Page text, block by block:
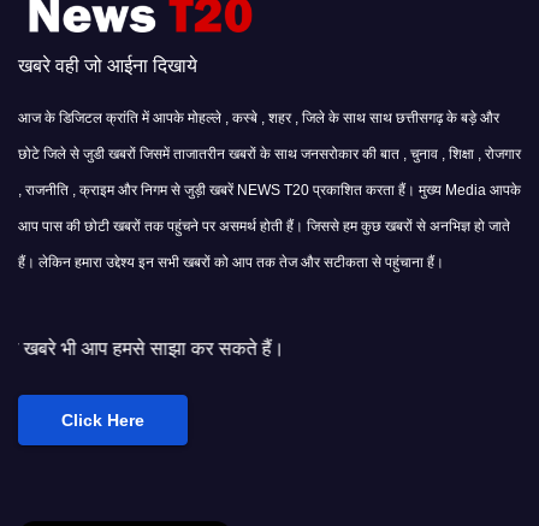
खबरे वही जो आईना दिखाये
आज के डिजिटल क्रांति में आपके मोहल्ले , कस्बे , शहर , जिले के साथ साथ छत्तीसगढ़ के बड़े और
छोटे जिले से जुडी खबरों जिसमें ताजातरीन खबरों के साथ जनसरोकार की बात , चुनाव , शिक्षा , रोजगार
, राजनीति , क्राइम और निगम से जुड़ी खबरें NEWS T20 प्रकाशित करता हैं। मुख्य Media आपके
आप पास की छोटी खबरों तक पहुंचने पर असमर्थ होती हैं। जिससे हम कुछ खबरों से अनभिज्ञ हो जाते
हैं। लेकिन हमारा उद्देश्य इन सभी खबरों को आप तक तेज और सटीकता से पहुंचाना हैं।
साझा कर सकते हैं।
Click Here